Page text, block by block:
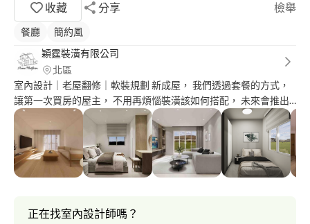
收藏
分享 檢舉
餐廳
簡約風
穎霆裝潢有限公司
北區
室內設計｜老屋翻修｜軟裝規劃 新成屋， 我們透過套餐的方式，
讓第一次買房的屋主， 不用再煩惱裝潢該如何搭配， 未來會推出
各式各樣的套餐讓每一個人， 都能順利找到自己喜愛的套餐設
正在找室內設計師嗎？